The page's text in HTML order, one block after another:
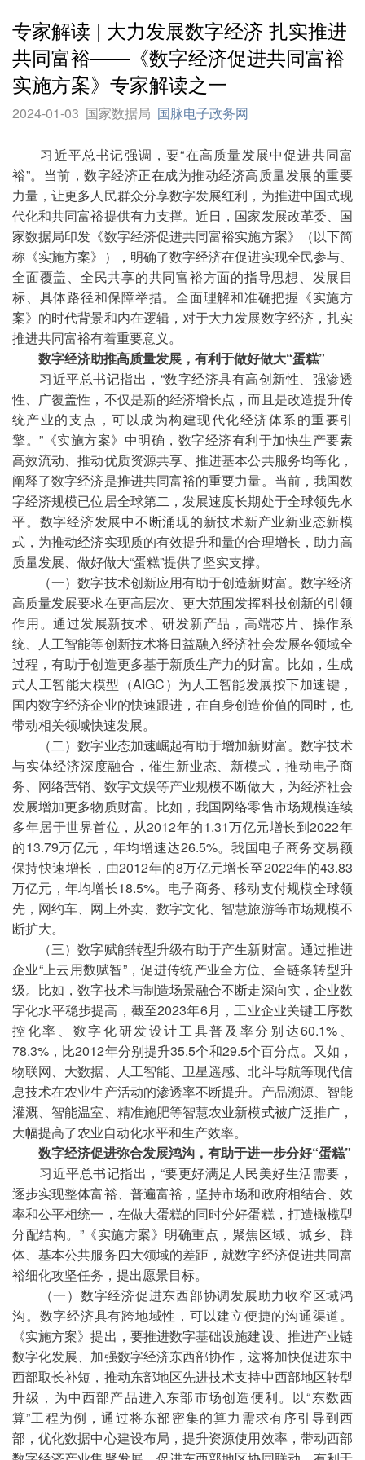
专家解读 | 大力发展数字经济 扎实推进
共同富裕——《数字经济促进共同富裕
实施方案》专家解读之一
2024-01-03 国家数据局 国脉电子政务网
习近平总书记强调，要“在高质量发展中促进共同富
裕”。当前，数字经济正在成为推动经济高质量发展的重要
力量，让更多人民群众分享数字发展红利，为推进中国式现
代化和共同富裕提供有力支撑。近日，国家发展改革委、国
家数据局印发《数字经济促进共同富裕实施方案》（以下简
称《实施方案》），明确了数字经济在促进实现全民参与、
全面覆盖、全民共享的共同富裕方面的指导思想、发展目
标、具体路径和保障举措。全面理解和准确把握《实施方
案》的时代背景和内在逻辑，对于大力发展数字经济，扎实
推进共同富裕有着重要意义。
数字经济助推高质量发展，有利于做好做大“蛋糕”
习近平总书记指出，“数字经济具有高创新性、强渗透
性、广覆盖性，不仅是新的经济增长点，而且是改造提升传
统产业的支点，可以成为构建现代化经济体系的重要引
擎。”《实施方案》中明确，数字经济有利于加快生产要素
高效流动、推动优质资源共享、推进基本公共服务均等化，
阐释了数字经济是推进共同富裕的重要力量。当前，我国数
字经济规模已位居全球第二，发展速度长期处于全球领先水
平。数字经济发展中不断涌现的新技术新产业新业态新模
式，为推动经济实现质的有效提升和量的合理增长，助力高
质量发展、做好做大“蛋糕”提供了坚实支撑。
（一）数字技术创新应用有助于创造新财富。数字经济
高质量发展要求在更高层次、更大范围发挥科技创新的引领
作用。通过发展新技术、研发新产品，高端芯片、操作系
统、人工智能等创新技术将日益融入经济社会发展各领域全
过程，有助于创造更多基于新质生产力的财富。比如，生成
式人工智能大模型（AIGC）为人工智能发展按下加速键，
国内数字经济企业的快速跟进，在自身创造价值的同时，也
带动相关领域快速发展。
（二）数字业态加速崛起有助于增加新财富。数字技术
与实体经济深度融合，催生新业态、新模式，推动电子商
务、网络营销、数字文娱等产业规模不断做大，为经济社会
发展增加更多物质财富。比如，我国网络零售市场规模连续
多年居于世界首位，从2012年的1.31万亿元增长到2022年
的13.79万亿元，年均增速达26.5%。我国电子商务交易额
保持快速增长，由2012年的8万亿元增长至2022年的43.83
万亿元，年均增长18.5%。电子商务、移动支付规模全球领
先，网约车、网上外卖、数字文化、智慧旅游等市场规模不
断扩大。
（三）数字赋能转型升级有助于产生新财富。通过推进
企业“上云用数赋智”，促进传统产业全方位、全链条转型升
级。比如，数字技术与制造场景融合不断走深向实，企业数
字化水平稳步提高，截至2023年6月，工业企业关键工序数
控化率、数字化研发设计工具普及率分别达60.1%、
78.3%，比2012年分别提升35.5个和29.5个百分点。又如，
物联网、大数据、人工智能、卫星遥感、北斗导航等现代信
息技术在农业生产活动的渗透率不断提升。产品溯源、智能
灌溉、智能温室、精准施肥等智慧农业新模式被广泛推广，
大幅提高了农业自动化水平和生产效率。
数字经济促进弥合发展鸿沟，有助于进一步分好“蛋糕”
习近平总书记指出，“要更好满足人民美好生活需要，
逐步实现整体富裕、普遍富裕，坚持市场和政府相结合、效
率和公平相统一，在做大蛋糕的同时分好蛋糕，打造橄榄型
分配结构。”《实施方案》明确重点，聚焦区域、城乡、群
体、基本公共服务四大领域的差距，就数字经济促进共同富
裕细化攻坚任务，提出愿景目标。
（一）数字经济促进东西部协调发展助力收窄区域鸿
沟。数字经济具有跨地域性，可以建立便捷的沟通渠道。
《实施方案》提出，要推进数字基础设施建设、推进产业链
数字化发展、加强数字经济东西部协作，这将加快促进东中
西部取长补短，推动东部地区先进技术支持中西部地区转型
升级，为中西部产品进入东部市场创造便利。以“东数西
算”工程为例，通过将东部密集的算力需求有序引导到西
部，优化数据中心建设布局，提升资源使用效率，带动西部